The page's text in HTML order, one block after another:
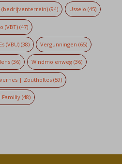
(bedrijventerrein) (94) Usselo (45)
(VBT)(47)
(VBU)(38) Vergunningen (65)
(36) Windmolenweg(36)
| Zoutholtes (59)
Familiy(48)